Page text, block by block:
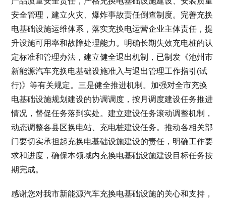
安全管理，建立火灾、爆炸事故责任倒查制度。完善充换
电基础设施运维体系，落实充换电运营企业主体责任，提
升设施可用率和故障处理能力。明确长期失效充电桩的认
定标准和管理办法，建立健全退出机制，已制发《池州市
新能源汽车充换电基础设施准入与退出管理工作指引(试
行)》等有关规定。三是健全推进机制。加强对全市充换
电基础设施规划建设的协调调度，按月调度建设任务推进
情况，督促任务落到实处。建立建设任务滚动调整机制，
动态调整各县区换电站、充电桩建设任务。推动各相关部
门要切实承担起充换电基础设施建设的责任，明确工作要
求和进度，确保本领域内充换电基础设施建设目标任务按
期完成。
感谢您对我市新能源汽车充换电基础设施的关心和支持，